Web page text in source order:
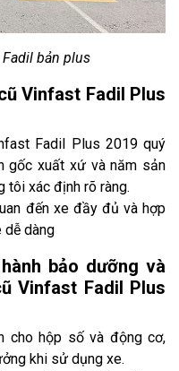
bản plus
Vinfast Fadil Plus
Fadil Plus 2019 quý
gốc xuất xứ và năm sản
tôi xác định rõ ràng.
đến xe đầy đủ và hợp
dễ dàng
bảo dưỡng và
Vinfast Fadil Plus
cho hộp số và động cơ,
khi sử dụng xe.